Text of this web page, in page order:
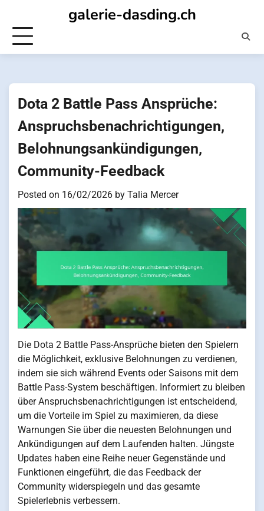
content
galerie-dasding.ch
Dota 2 Battle Pass Ansprüche:
Anspruchsbenachrichtigungen,
Belohnungsankündigungen,
Community-Feedback
Posted on 16/02/2026 by Talia Mercer
Die Dota 2 Battle Pass-Ansprüche bieten den Spielern
die Möglichkeit, exklusive Belohnungen zu verdienen,
indem sie sich während Events oder Saisons mit dem
Battle Pass-System beschäftigen. Informiert zu bleiben
über Anspruchsbenachrichtigungen ist entscheidend,
um die Vorteile im Spiel zu maximieren, da diese
Warnungen Sie über die neuesten Belohnungen und
Ankündigungen auf dem Laufenden halten. Jüngste
Updates haben eine Reihe neuer Gegenstände und
Funktionen eingeführt, die das Feedback der
Community widerspiegeln und das gesamte
Spielerlebnis verbessern.